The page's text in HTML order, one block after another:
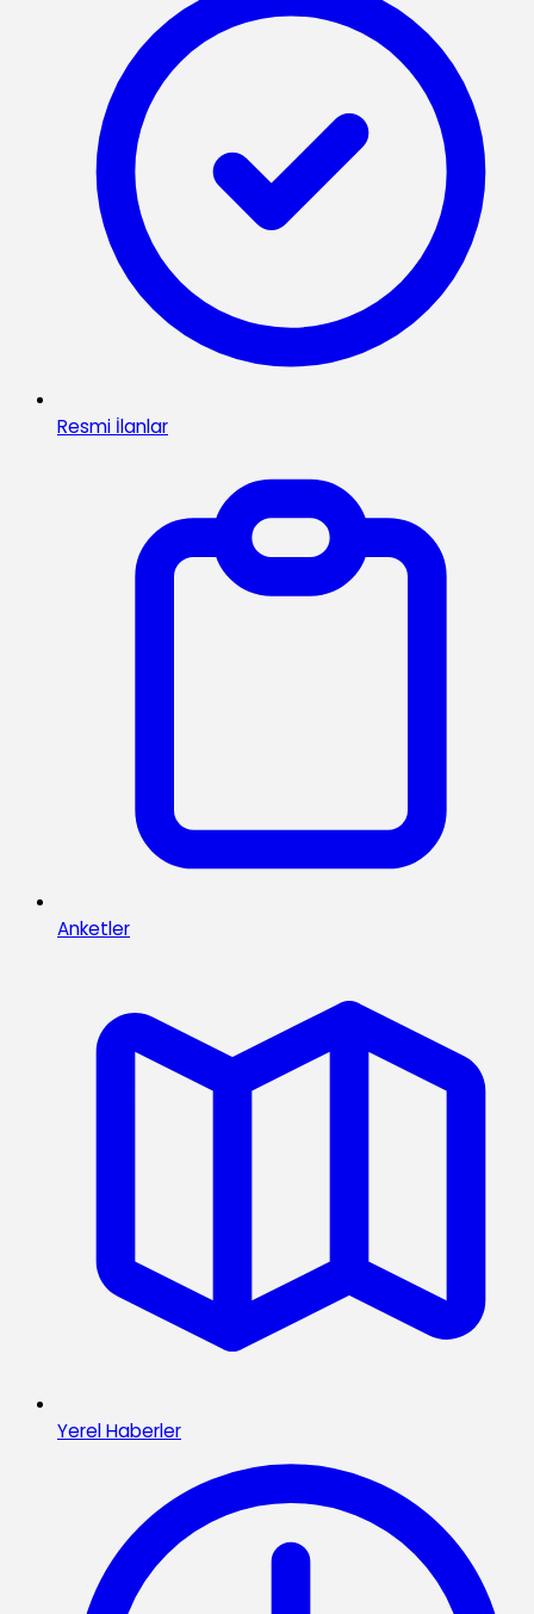
Resmi İlanlar
Anketler
Yerel Haberler